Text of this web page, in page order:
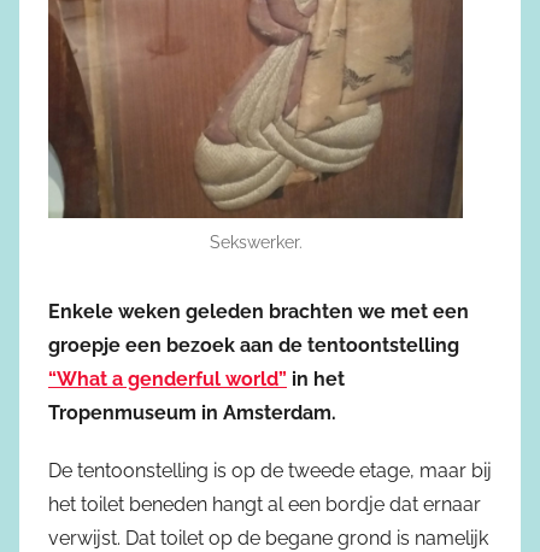
Sekswerker.
Enkele weken geleden brachten we met een
groepje een bezoek aan de tentoontstelling
“What a genderful world” in het
Tropenmuseum in Amsterdam.
De tentoonstelling is op de tweede etage, maar bij
het toilet beneden hangt al een bordje dat ernaar
verwijst. Dat toilet op de begane grond is namelijk